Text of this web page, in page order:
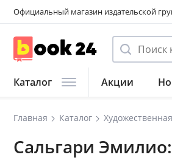
Официальный магазин издательской
Каталог Акции
Главная Каталог
Сальгари